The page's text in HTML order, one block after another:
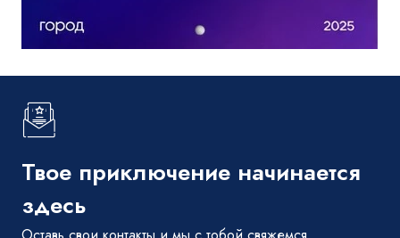
Твое приключение начинается
здесь